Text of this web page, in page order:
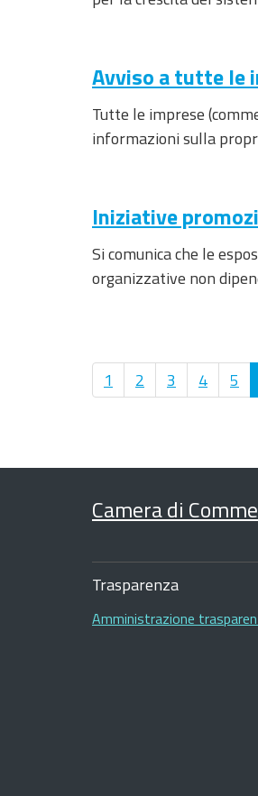
Avviso a tutte le
Tutte le imprese
informazioni sulla
Iniziative
Si comunica che le
organizzative non
1 2 3 4 5
Camera di
Sezione
Footer
Trasparenza
Amministrazione